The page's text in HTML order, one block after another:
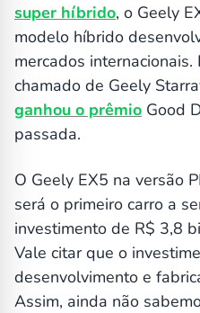
super híbrido, o Geely
modelo híbrido
mercados internacionais.
chamado de Geely
ganhou o prêmio Good
passada.
O Geely EX5 na versão
será o primeiro carro a
investimento de R$ 3,8
Vale citar que o
desenvolvimento e
Assim, ainda não